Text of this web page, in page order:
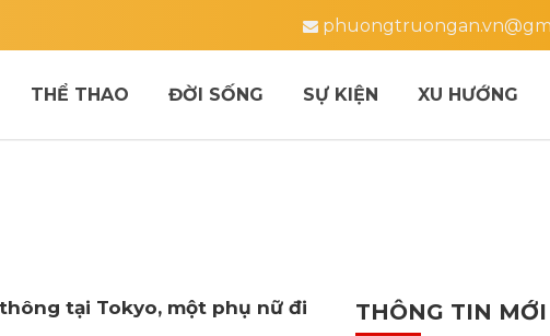
THỂ THAO ĐỜI SỐNG SỰ KIỆN XU HƯỚNG
tại Tokyo, một phụ nữ đi
THÔNG TIN MỚI